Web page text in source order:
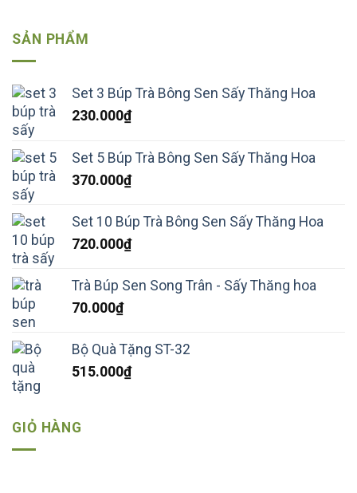
SẢN PHẨM
Set 3 Búp Trà Bông Sen Sấy Thăng Hoa
230.000₫
Set 5 Búp Trà Bông Sen Sấy Thăng Hoa
370.000₫
Set 10 Búp Trà Bông Sen Sấy Thăng Hoa
720.000₫
Trà Búp Sen Song Trân - Sấy Thăng hoa
70.000₫
Bộ Quà Tặng ST-32
515.000₫
GIỎ HÀNG